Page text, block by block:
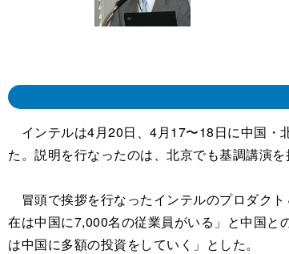
インテルは4月20日、4月17〜18日に中国・
た。説明を行なったのは、北京でも基調講演
冒頭で挨拶を行なったインテルのプロダク
在は中国に7,000名の従業員がいる」と中国と
は中国に多額の投資をしていく」とした。